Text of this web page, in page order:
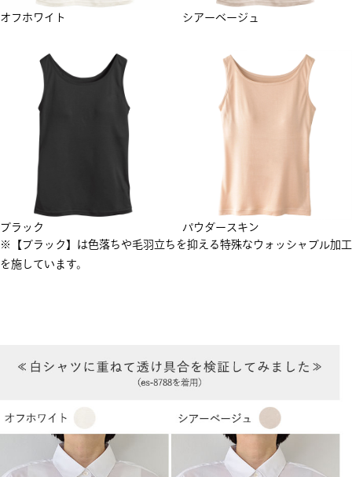
オフホワイト シアーベージュ
ブラック
パウダースキン
※【ブラック】は色落ちや毛羽立ちを抑える特殊なウォッシャブル加工
を施しています。